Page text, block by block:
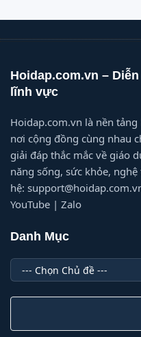
Hoidap.com.vn –
lĩnh vực
Hoidap.com.vn là nền
nơi cộng đồng cùng nhau
giải đáp thắc mắc về giáo
năng sống, sức khỏe,
hệ:
YouTube | Zalo
Danh Mục
Danh
Mục